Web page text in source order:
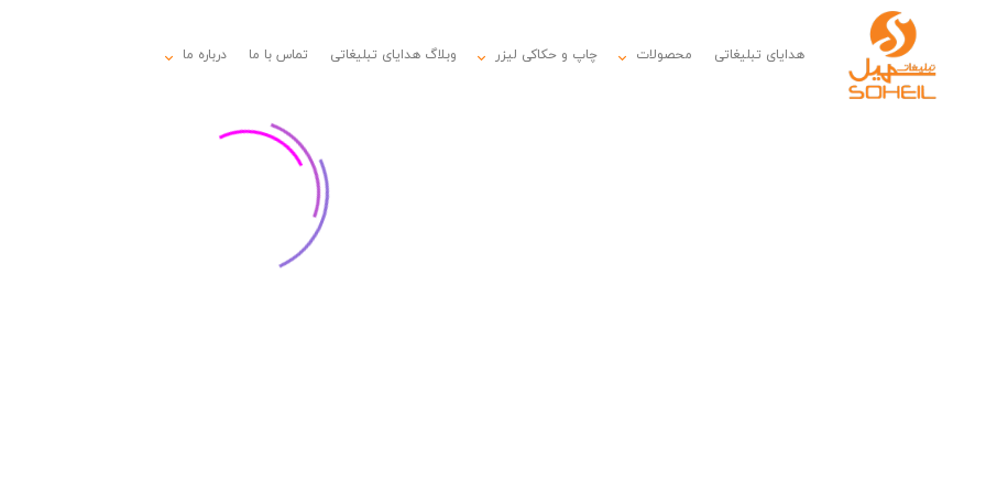
هدایای تبلیغاتی محصولات چاپ و حکاکی لیزر وبلاگ هدایای تبلیغاتی تماس با ما درباره ما